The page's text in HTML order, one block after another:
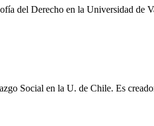
del Derecho en la Universidad de
Social en la U. de Chile. Es